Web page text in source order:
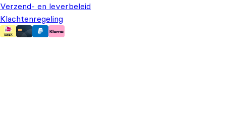
Verzend- en leverbeleid
Klachtenregeling